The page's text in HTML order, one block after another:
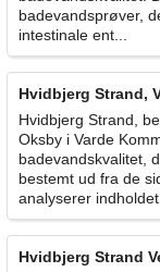
badevandsprøver,
intestinale ent...
Hvidbjerg Strand,
Hvidbjerg Strand,
Oksby i Varde
badevandskvalitet,
bestemt ud fra de
analyserer
Hvidbjerg Strand